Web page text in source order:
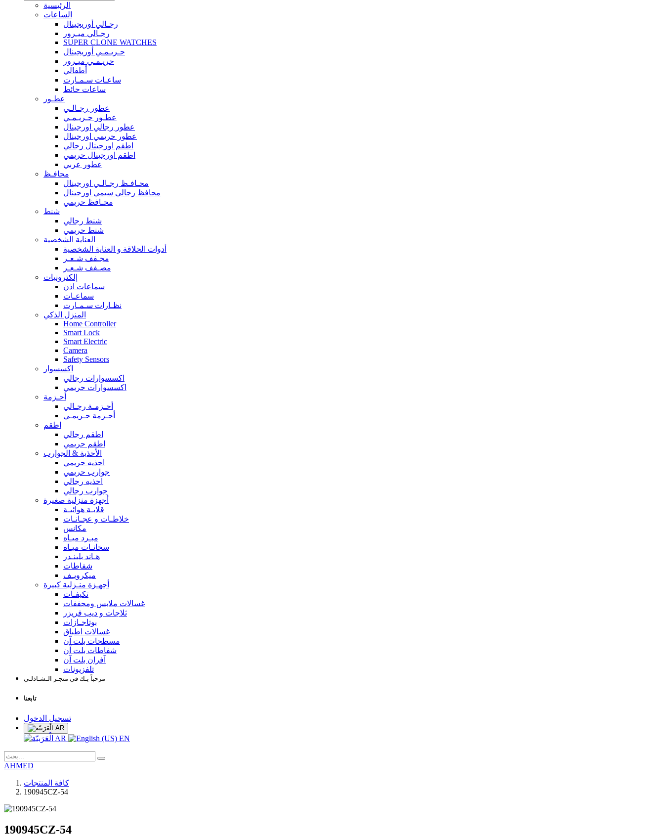
الرئيسية
الساعات
رجـالي أوريجينال
رجـالي ميـرور
SUPER CLONE WATCHES
حـريـمـي أوريجينال
حريـمـي ميـرور
أطفالي
ساعـات سـمـارت
ساعات حائط
عطـور
عطور رجـالـي
عطـور حـريـمـي
عطور رجالي اورجينال
عطور حريمي اورجينال
اطقم اورجينال رجالي
اطقم اورجينال حريمي
عطور عربي
محافـظ
محـافـظ رجـالـي اورجينال
محافظ رجالي سيمي اورجينال
محـافظ حريمي
شنط
شنط رجالي
شنط حريمي
العناية الشخصية
أدوات الحلاقة و العناية الشخصية
مجـفف شـعـر
مصـفف شـعـر
إلكترونيات
سماعات اذن
سماعـات
نظـارات سـمـارت
المنزل الذكي
Home Controller
Smart Lock
Smart Electric
Camera
Safety Sensors
اكسسوار
اكسسوارات رجالي
اكسسوارات حريمي
أحـزمة
أحـزمـة رجـالي
أحـزمة حـريمـي
اطقم
اطقم رجالي
اطقم حريمي
الأحذية & الجوارب
احذيه حريمي
جوارب حريمي
احذيه رجالي
جوارب رجالي
أجهزة منزلية صغيرة
قلايـة هوائيـة
خلاطـات و عجـانـات
مكانس
مبـرد ميـاه
سخانـات ميـاه
هـاند بلينـدر
شفاطات
ميكرويـف
أجهـزة منـزلية كبيرة
تكيفـات
غسالات ملابس ومجففات
ثلاجات و ديب فريزر
بوتاجـازات
غسالات اطباق
مسطحات بلت آن
شفاطات بلت آن
آفران بلت آن
تلفزيونات
مرحباً بـك في متجـر الـشـاذلـي
تابعنا
تسجيل الدخول
AR
AR EN
AHMED
كافة المنتجات
190945CZ-54
190945CZ-54